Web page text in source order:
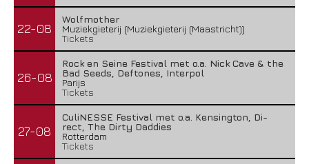
22-08
Wolfmother
Muziekgieterij (Muziekgieterij (Maastricht))
Tickets
26-08
Rock en Seine Festival met o.a. Nick Cave & the
Bad Seeds, Deftones, Interpol
Parijs
Tickets
27-08
CuliNESSE Festival met o.a. Kensington, Di-
rect, The Dirty Daddies
Rotterdam
Tickets